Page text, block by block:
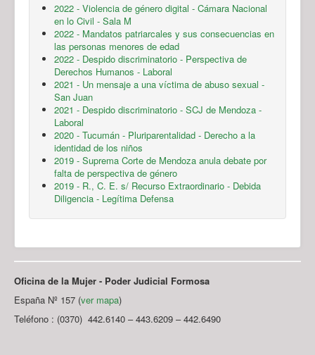
2022 - Violencia de género digital - Cámara Nacional
en lo Civil - Sala M
2022 - Mandatos patriarcales y sus consecuencias en
las personas menores de edad
2022 - Despido discriminatorio - Perspectiva de
Derechos Humanos - Laboral
2021 - Un mensaje a una víctima de abuso sexual -
San Juan
2021 - Despido discriminatorio - SCJ de Mendoza -
Laboral
2020 - Tucumán - Pluriparentalidad - Derecho a la
identidad de los niños
2019 - Suprema Corte de Mendoza anula debate por
falta de perspectiva de género
2019 - R., C. E. s/ Recurso Extraordinario - Debida
Diligencia - Legítima Defensa
Oficina de la Mujer - Poder Judicial Formosa
España Nº 157 (ver mapa)
Teléfono : (0370) 442.6140 – 443.6209 – 442.6490